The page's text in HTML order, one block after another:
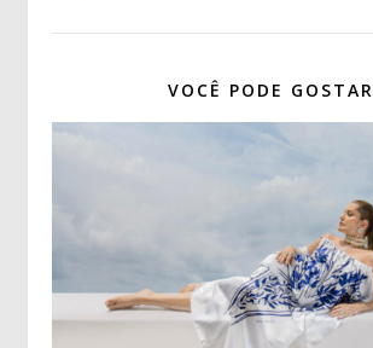
VOCÊ PODE GOSTAR